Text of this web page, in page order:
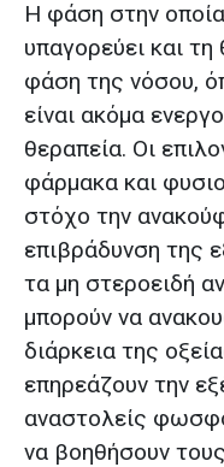
Η φάση στην
υπαγορεύει και
φάση της νόσου,
είναι ακόμα
θεραπεία. Οι
φάρμακα και
στόχο την
επιβράδυνση της
τα μη στεροειδή
μπορούν να
διάρκεια της
επηρεάζουν την
αναστολείς
να βοηθήσουν
Το όνομά σας*
Το email σας*
Το μήνυμά σας*